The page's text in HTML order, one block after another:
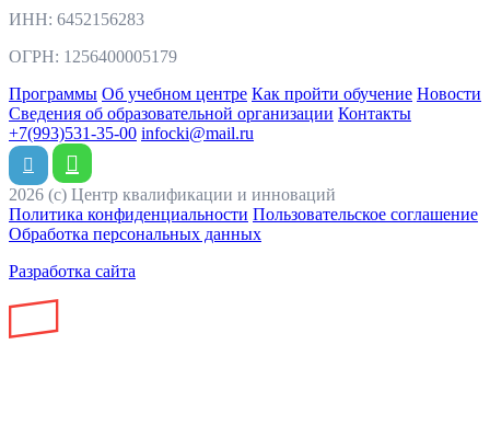
ИНН: 6452156283
ОГРН: 1256400005179
Программы Об учебном центре Как пройти обучение Новости
Сведения об образовательной организации Контакты
+7(993)531-35-00 infocki@mail.ru
2026 (с) Центр квалификации и инноваций
Политика конфиденциальности Пользовательское соглашение
Обработка персональных данных
Разработка сайта